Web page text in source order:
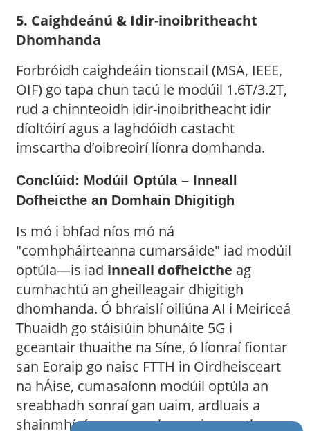
5. Caighdeánú & Idir-inoibritheacht
Dhomhanda
Forbróidh caighdeáin tionscail (MSA, IEEE,
OIF) go tapa chun tacú le modúil 1.6T/3.2T,
rud a chinnteoidh idir-inoibritheacht idir
díoltóirí agus a laghdóidh castacht
imscartha d’oibreoirí líonra domhanda.
Conclúid: Modúil Optúla – Inneall
Dofheicthe an Domhain Dhigitigh
Is mó i bhfad níos mó ná
"comhpháirteanna cumarsáide" iad modúil
optúla—is iad inneall dofheicthe ag
cumhachtú an gheilleagair dhigitigh
dhomhanda. Ó bhraislí oiliúna AI i Meiriceá
Thuaidh go stáisiúin bhunáite 5G i
gceantair thuaithe na Síne, ó líonraí fiontar
san Eoraip go naisc FTTH in Oirdheisceart
na hÁise, cumasaíonn modúil optúla an
sreabhadh sonraí gan uaim, ardluais a
shainmhíníonn an saol nua-aimseartha.